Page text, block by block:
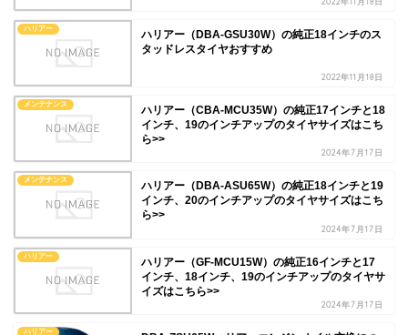
ハリアー
ハリアー（DBA-GSU30W）の純正18インチのス
タッドレスタイヤおすすめ
2022年11月18日
メンテナンス
ハリアー（CBA-MCU35W）の純正17インチと18
インチ、19のインチアップのタイヤサイズはこち
ら>>
2024年7月17日
メンテナンス
ハリアー（DBA-ASU65W）の純正18インチと19
インチ、20のインチアップのタイヤサイズはこち
ら>>
2024年7月17日
ハリアー
ハリアー（GF-MCU15W）の純正16インチと17
インチ、18インチ、19のインチアップのタイヤサ
イズはこちら>>
2024年7月17日
ハリアー